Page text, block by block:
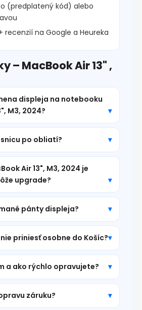
(predplatený kód) alebo
recenzií na Google a Heureka
– MacBook Air 13" ,
displeja na notebooku
M3, 2024?
po obliatí?
Air 13", M3, 2024 je
upgrade?
pánty displeja?
priniesť osobne do Košíc?
a ako rýchlo opravujete?
záruku?